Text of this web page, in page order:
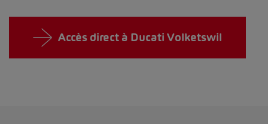
Accès direct à Ducati Volketswil